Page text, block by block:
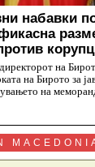
набавки
на
на Бирото за
на